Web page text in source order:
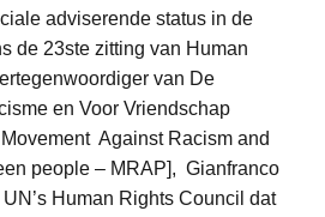
adviserende status in de
de 23ste zitting van Human
van De
en Voor Vriendschap
Against Racism and
people – MRAP], Gianfranco
Human Rights Council dat